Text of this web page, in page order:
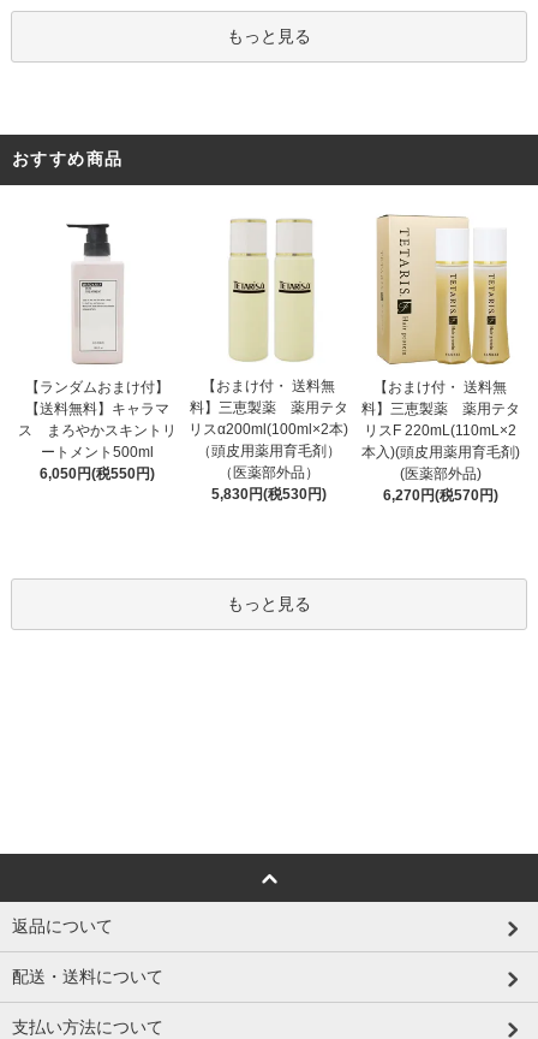
もっと見る
おすすめ商品
【ランダムおまけ付】
【送料無料】キャラマ
ス まろやかスキントリ
ートメント500ml
6,050円(税550円)
【おまけ付・ 送料無
料】三恵製薬 薬用テタ
リスα200ml(100ml×2本)
（頭皮用薬用育毛剤）
（医薬部外品）
5,830円(税530円)
【おまけ付・ 送料無
料】三恵製薬 薬用テタ
リスF 220mL(110mL×2
本入)(頭皮用薬用育毛剤)
(医薬部外品)
6,270円(税570円)
もっと見る
返品について
配送・送料について
支払い方法について